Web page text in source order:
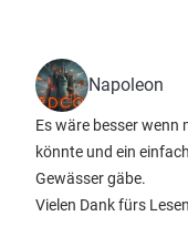
Napoleon
Es wäre besser wenn
könnte und ein
Gewässer gäbe.
Vielen Dank fürs